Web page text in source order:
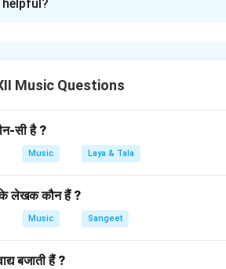
Music Questions
सी है ?
Music Laya & Tala
के लेखक कौन हैं ?
Music Sangeet
बजाती हैं ?